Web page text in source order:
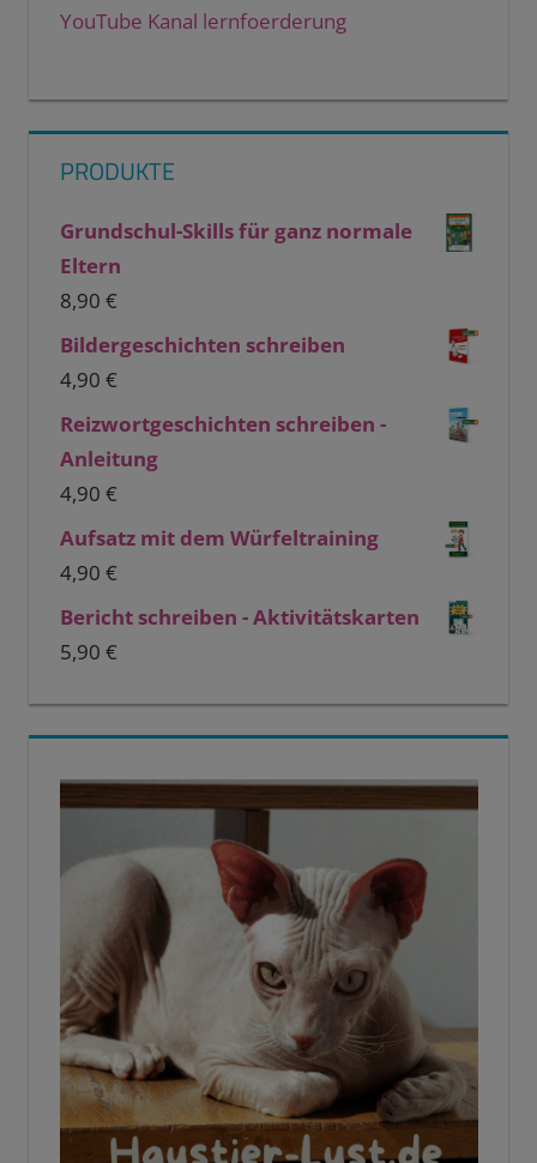
YouTube Kanal lernfoerderung
PRODUKTE
Grundschul-Skills für ganz normale
Eltern
8,90 €
Bildergeschichten schreiben
4,90 €
Reizwortgeschichten schreiben -
Anleitung
4,90 €
Aufsatz mit dem Würfeltraining
4,90 €
Bericht schreiben - Aktivitätskarten
5,90 €